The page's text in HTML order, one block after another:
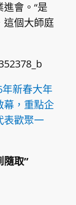
會。“是
這個大師庭
新春大年
幕，重點企
表歡聚一
隨取”